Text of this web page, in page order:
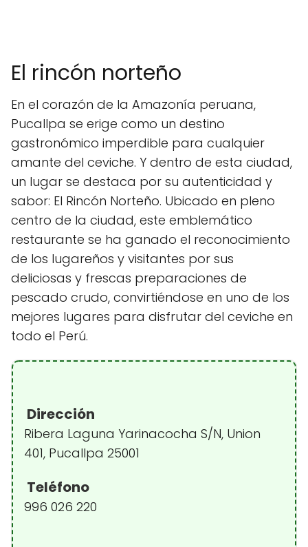
El rincón norteño
En el corazón de la Amazonía peruana,
Pucallpa se erige como un destino
gastronómico imperdible para cualquier
amante del ceviche. Y dentro de esta ciudad,
un lugar se destaca por su autenticidad y
sabor: El Rincón Norteño. Ubicado en pleno
centro de la ciudad, este emblemático
restaurante se ha ganado el reconocimiento
de los lugareños y visitantes por sus
deliciosas y frescas preparaciones de
pescado crudo, convirtiéndose en uno de los
mejores lugares para disfrutar del ceviche en
todo el Perú.
Dirección
Ribera Laguna Yarinacocha S/N, Union
401, Pucallpa 25001
Teléfono
996 026 220